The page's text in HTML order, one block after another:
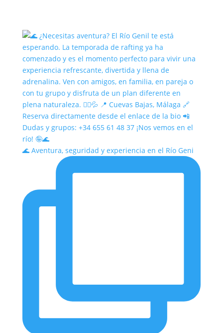
🌊 Aventura, seguridad y experiencia en el Río Geni